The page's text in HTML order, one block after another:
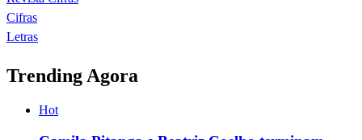
Cifras
Letras
Trending Agora
Hot